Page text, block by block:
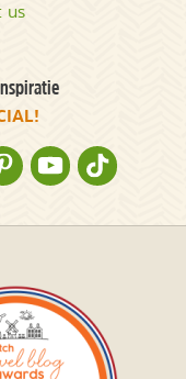
us
OP FACEBOOKOP INSTAGRAM
NATURESCANNER OP
NATURESCANNER